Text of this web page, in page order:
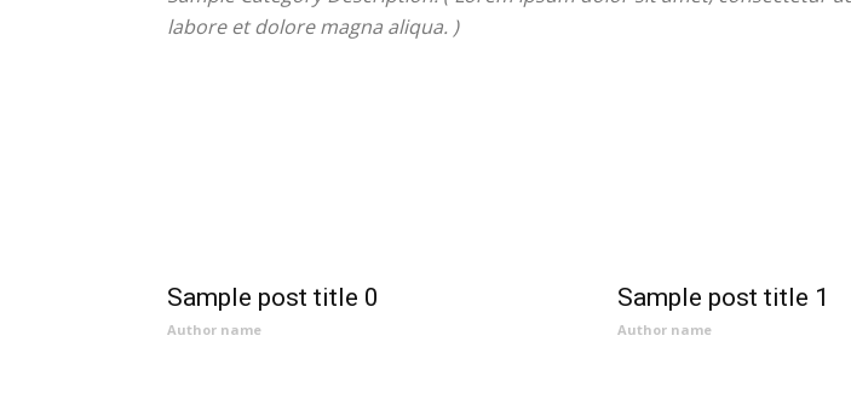
labore et dolore magna aliqua. )
Sample post title 0
Author name
Sample post title 1
Author name